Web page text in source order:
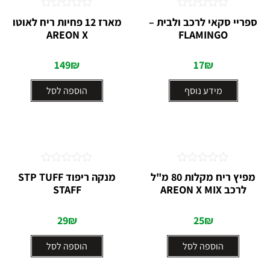
ספריי סקאי לרכב ולבית –
FLAMINGO
17₪
מידע נוסף
דורג
0
מארז 12 פחיות ריח לאוטו
AREON X
149₪
הוספה לסל
דורג
0
מפיץ ריח מקלות 80 מ"ל
לרכב AREON X MIX
25₪
הוספה לסל
דורג
0
מתוך
מנקה ריפוד STP TUFF
STAFF
29₪
הוספה לסל
דורג
0